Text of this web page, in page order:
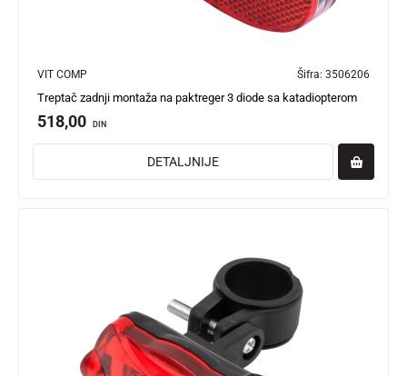
VIT COMP Šifra: 3506206
Treptač zadnji montaža na paktreger 3 diode sa katadiopterom
518,00 DIN
DETALJNIJE